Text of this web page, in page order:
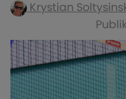
Krystian